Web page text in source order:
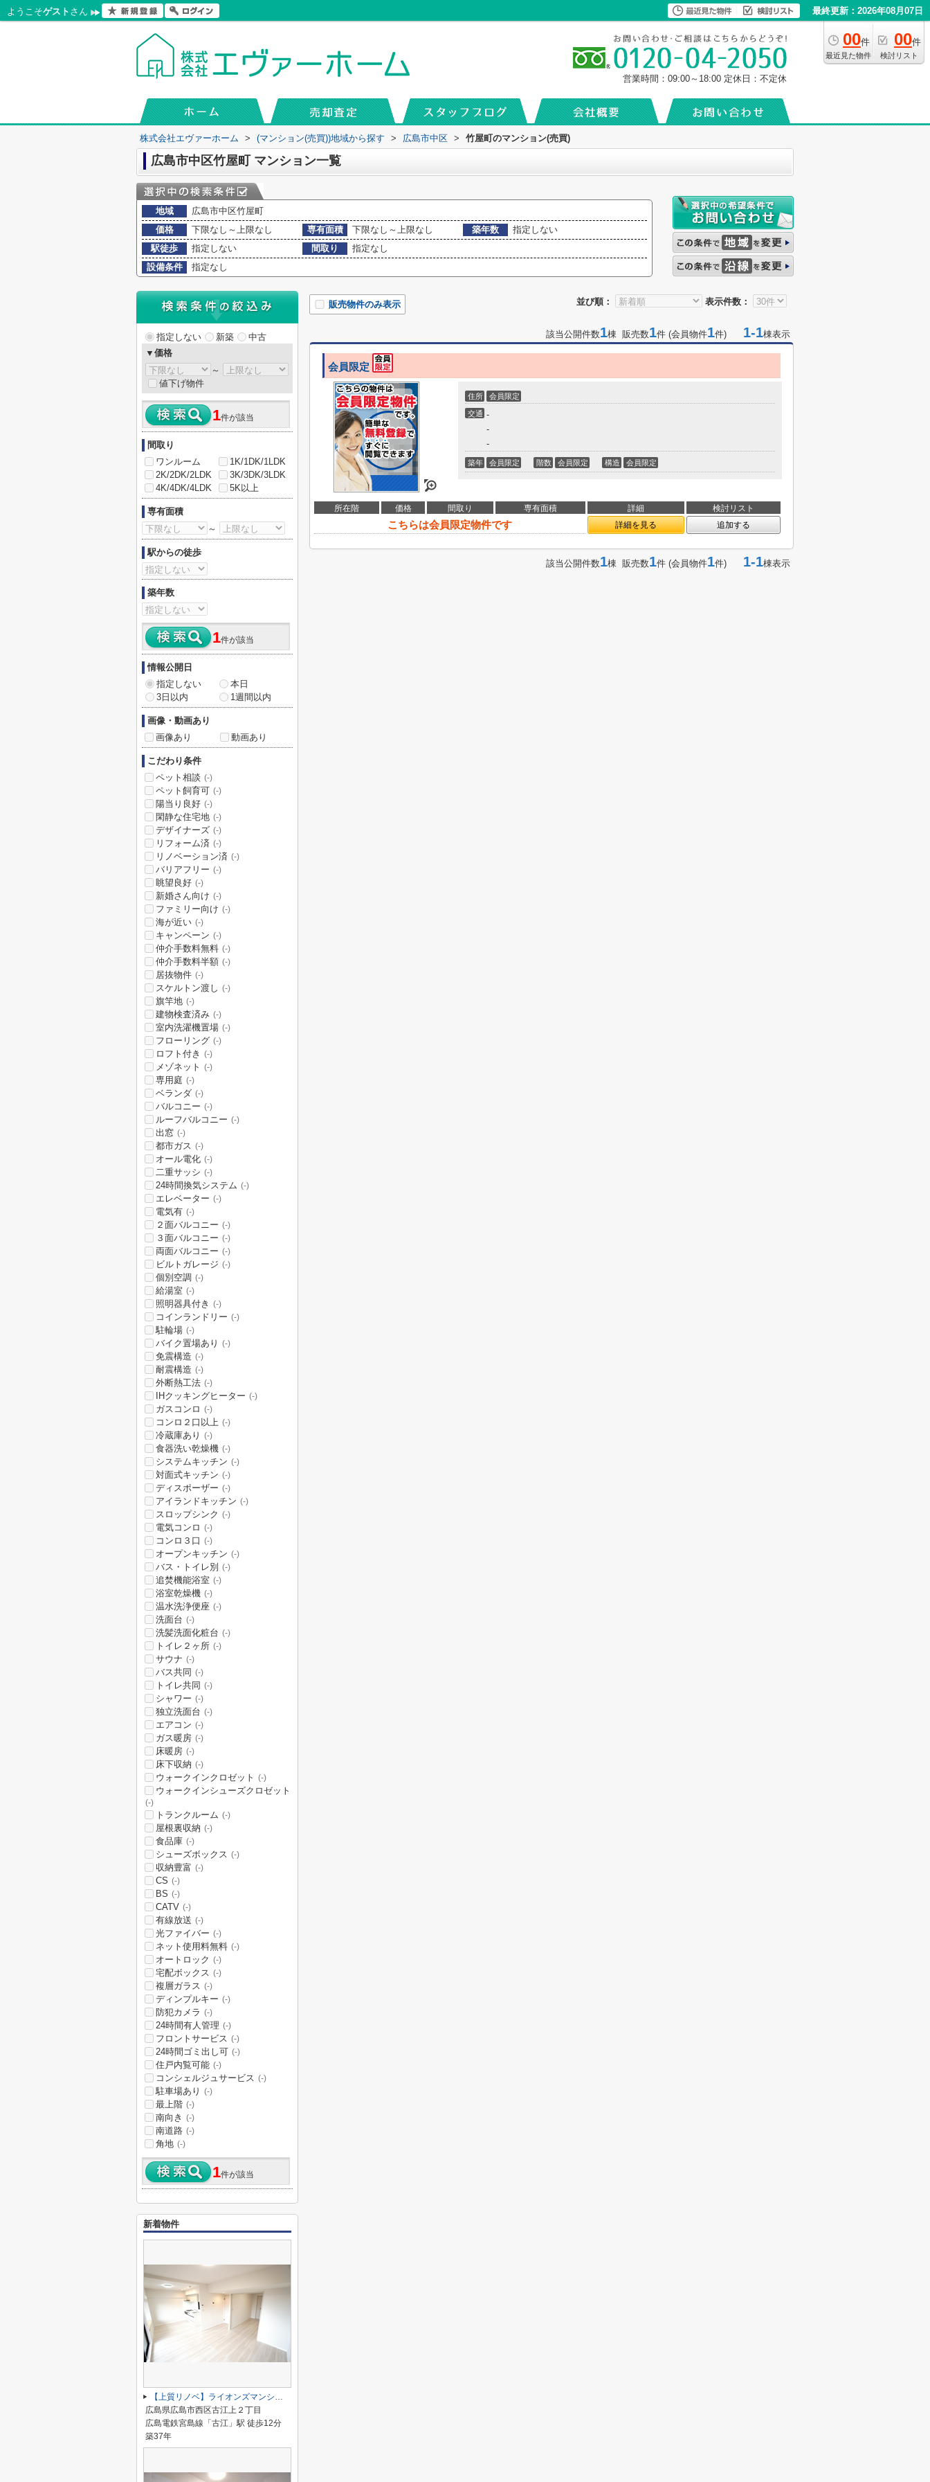
ようこそゲスト さん 最終更新：2026年08月07日
00件
最近見た物件
00件
検討リスト
営業時間：09:00～18:00 定休日：不定休
株式会社エヴァーホーム > (マンション(売買))地域から探す > 広島市中区 > 竹屋町のマンション(売買)
広島市中区竹屋町 マンション一覧
地域
広島市中区竹屋町
価格
下限なし～上限なし 専有面積 下限なし～上限なし 築年数
指定しない
駅徒歩
指定しない 間取り
指定なし
設備条件
指定なし
並び順： 表示件数：
販売物件のみ表示
該当公開件数1棟 販売数1件 (会員物件1件) 1-1棟表示
会員限定
住所 会員限定
交通 -
-
-
築年 会員限定 階数 会員限定 構造 会員限定
所在階 価格 間取り 専有面積 詳細 検討リスト
こちらは会員限定物件です 詳細を見る 追加する
該当公開件数1棟 販売数1件 (会員物件1件) 1-1棟表示
指定しない 新築
中古
▼価格
～
値下げ物件
1件が該当
間取り
ワンルーム
1K/1DK/1LDK
2K/2DK/2LDK
3K/3DK/3LDK
4K/4DK/4LDK
5K以上
専有面積
～
駅からの徒歩
築年数
1件が該当
情報公開日
指定しない
本日
3日以内
1週間以内
画像・動画あり
画像あり
動画あり
こだわり条件
ペット相談 (-)
ペット飼育可 (-)
陽当り良好 (-)
閑静な住宅地 (-)
デザイナーズ (-)
リフォーム済 (-)
リノベーション済 (-)
バリアフリー (-)
眺望良好 (-)
新婚さん向け (-)
ファミリー向け (-)
海が近い (-)
キャンペーン (-)
仲介手数料無料 (-)
仲介手数料半額 (-)
居抜物件 (-)
スケルトン渡し (-)
旗竿地 (-)
建物検査済み (-)
室内洗濯機置場 (-)
フローリング (-)
ロフト付き (-)
メゾネット (-)
専用庭 (-)
ベランダ (-)
バルコニー (-)
ルーフバルコニー (-)
出窓 (-)
都市ガス (-)
オール電化 (-)
二重サッシ (-)
24時間換気システム (-)
エレベーター (-)
電気有 (-)
２面バルコニー (-)
３面バルコニー (-)
両面バルコニー (-)
ビルトガレージ (-)
個別空調 (-)
給湯室 (-)
照明器具付き (-)
コインランドリー (-)
駐輪場 (-)
バイク置場あり (-)
免震構造 (-)
耐震構造 (-)
外断熱工法 (-)
IHクッキングヒーター (-)
ガスコンロ (-)
コンロ２口以上 (-)
冷蔵庫あり (-)
食器洗い乾燥機 (-)
システムキッチン (-)
対面式キッチン (-)
ディスポーザー (-)
アイランドキッチン (-)
スロップシンク (-)
電気コンロ (-)
コンロ３口 (-)
オープンキッチン (-)
バス・トイレ別 (-)
追焚機能浴室 (-)
浴室乾燥機 (-)
温水洗浄便座 (-)
洗面台 (-)
洗髪洗面化粧台 (-)
トイレ２ヶ所 (-)
サウナ (-)
バス共同 (-)
トイレ共同 (-)
シャワー (-)
独立洗面台 (-)
エアコン (-)
ガス暖房 (-)
床暖房 (-)
床下収納 (-)
ウォークインクロゼット (-)
ウォークインシューズクロゼット
(-)
トランクルーム (-)
屋根裏収納 (-)
食品庫 (-)
シューズボックス (-)
収納豊富 (-)
CS (-)
BS (-)
CATV (-)
有線放送 (-)
光ファイバー (-)
ネット使用料無料 (-)
オートロック (-)
宅配ボックス (-)
複層ガラス (-)
ディンプルキー (-)
防犯カメラ (-)
24時間有人管理 (-)
フロントサービス (-)
24時間ゴミ出し可 (-)
住戸内覧可能 (-)
コンシェルジュサービス (-)
駐車場あり (-)
最上階 (-)
南向き (-)
南道路 (-)
角地 (-)
1件が該当
新着物件
【上質リノベ】ライオンズマンション古江ガーデン
広島県広島市西区古江上２丁目
広島電鉄宮島線「古江」駅 徒歩12分
築37年